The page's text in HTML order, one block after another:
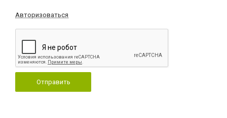
Авторизоваться
Отправить